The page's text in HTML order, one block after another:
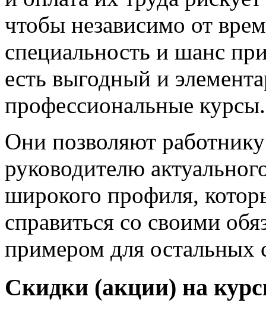
чтобы независимо от
специальность и шанс
есть выгодный и
профессиональные курсы.
Они позволяют
руководителю
широкого профиля,
справиться со своими
примером для остальных
Скидки (акции) на